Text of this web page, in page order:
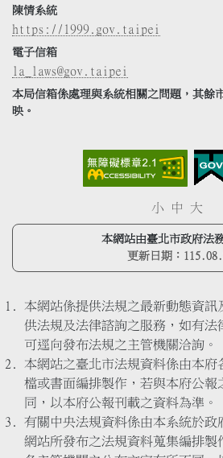
陳情系統
https://1999.gov.taipei
電子信箱
la_laws@gov.taipei
本局信箱係處理與系統相關之問題，其餘
映。
小 中 大
本網站由臺北市政府法
更新日期：
本網站係提供法規之最新動態資訊
供法規及法律諮詢之服務，如有法
可逕向發布法規之主管機關洽詢。
本網站之臺北市法規資料係由本府
檔或書面編排製作，若與本府公報
同，以本府公報刊載之資料為準。
有關中央法規資料係由本系統於政
網站所發布之法規資料蒐集編排製